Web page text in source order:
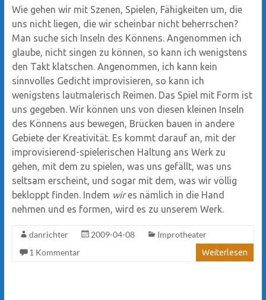
Wie gehen wir mit Szenen, Spielen, Fähigkeiten um, die
uns nicht liegen, die wir scheinbar nicht beherrschen?
Man suche sich Inseln des Könnens. Angenommen ich
glaube, nicht singen zu können, so kann ich wenigstens
den Takt klatschen. Angenommen, ich kann kein
sinnvolles Gedicht improvisieren, so kann ich
wenigstens lautmalerisch Reimen. Das Spiel mit Form ist
uns gegeben. Wir können uns von diesen kleinen Inseln
des Könnens aus bewegen, Brücken bauen in andere
Gebiete der Kreativität. Es kommt darauf an, mit der
improvisierend-spielerischen Haltung ans Werk zu
gehen, mit dem zu spielen, was uns gefällt, was uns
seltsam erscheint, und sogar mit dem, was wir völlig
bekloppt finden. Indem wires nämlich in die Hand
nehmen und es formen, wird es zu unserem Werk.
danrichter 2009-04-08
Improtheater
1 Kommentar
Weiterlesen